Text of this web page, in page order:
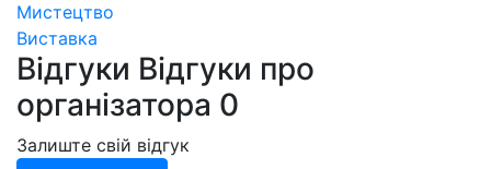
Мистецтво
Виставка
Відгуки Відгуки про
організатора 0
Залиште свій відгук